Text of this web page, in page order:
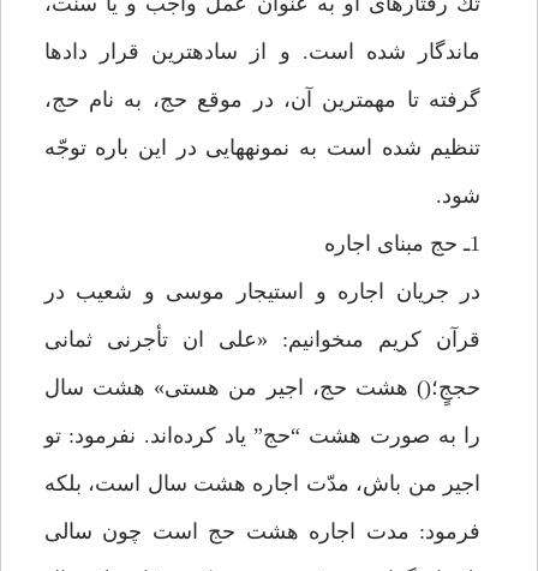
ماندگار شده است. و از سادهترين قرار دادها
گرفته تا مهمترين آن، در موقع حج، به نام حج،
تنظيم شده است به نمونههايى در اين باره توجّه
شود.
1ـ حج مبناى اجاره
در جريان اجاره و استيجار موسى و شعيب در
قرآن كريم مىخوانيم: «على ان تأجرنى ثمانى
حججٍ؛() هشت حج، اجير من هستى» هشت سال
را به صورت هشت “حج” ياد كرده‌اند. نفرمود: تو
اجير من باش، مدّت اجاره هشت سال است، بلكه
فرمود: مدت اجاره هشت حج است چون سالى